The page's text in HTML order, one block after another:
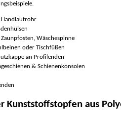
Handlaufrohr
Wäschespinne
oder Tischfüßen
an Profilenden
& Schienenkonsolen
Kunststoffstopfen aus